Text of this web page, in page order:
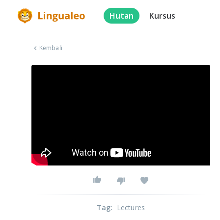
Hutan Kursus
Kembali
Tag: Lectures